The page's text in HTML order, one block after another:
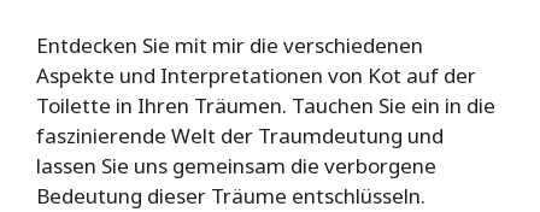
Entdecken Sie mit mir die verschiedenen
Aspekte und Interpretationen von Kot auf der
Toilette in Ihren Träumen. Tauchen Sie ein in die
faszinierende Welt der Traumdeutung und
lassen Sie uns gemeinsam die verborgene
Bedeutung dieser Träume entschlüsseln.